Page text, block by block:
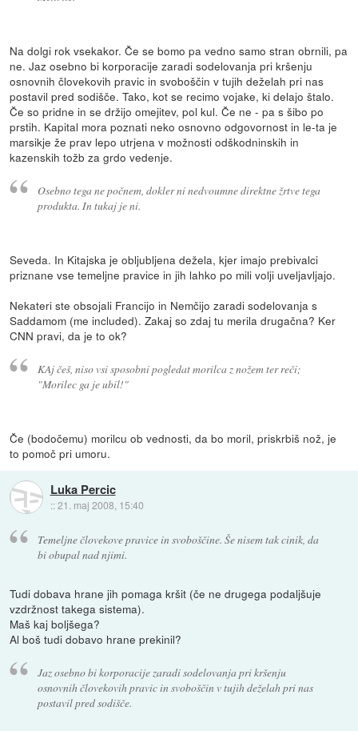
Na dolgi rok vsekakor. Če se bomo pa vedno samo stran obrnili, pa
ne. Jaz osebno bi korporacije zaradi sodelovanja pri kršenju
osnovnih človekovih pravic in svoboščin v tujih deželah pri nas
postavil pred sodišče. Tako, kot se recimo vojake, ki delajo štalo.
Če so pridne in se držijo omejitev, pol kul. Če ne - pa s šibo po
prstih. Kapital mora poznati neko osnovno odgovornost in le-ta je
marsikje že prav lepo utrjena v možnosti odškodninskih in
kazenskih tožb za grdo vedenje.
Osebno tega ne počnem, dokler ni nedvoumne direktne žrtve tega
produkta. In tukaj je ni.
Seveda. In Kitajska je obljubljena dežela, kjer imajo prebivalci
priznane vse temeljne pravice in jih lahko po mili volji uveljavljajo.
Nekateri ste obsojali Francijo in Nemčijo zaradi sodelovanja s
Saddamom (me included). Zakaj so zdaj tu merila drugačna? Ker
CNN pravi, da je to ok?
KAj češ, niso vsi sposobni pogledat morilca z nožem ter reči;
"Morilec ga je ubil!"
Če (bodočemu) morilcu ob vednosti, da bo moril, priskrbiš nož, je
to pomoč pri umoru.
Luka Percic
::21. maj 2008, 15:40
Temeljne človekove pravice in svoboščine. Še nisem tak cinik, da
bi obupal nad njimi.
Tudi dobava hrane jih pomaga kršit (če ne drugega podaljšuje
vzdržnost takega sistema).
Maš kaj boljšega?
Al boš tudi dobavo hrane prekinil?
Jaz osebno bi korporacije zaradi sodelovanja pri kršenju
osnovnih človekovih pravic in svoboščin v tujih deželah pri nas
postavil pred sodišče.